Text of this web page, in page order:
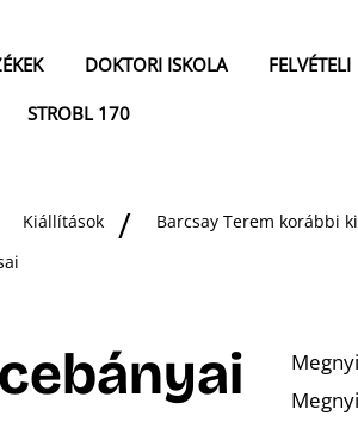
DOKTORI ISKOLA FELVÉTELI
STROBL 170
Kiállítások Barcsay Terem korábbi